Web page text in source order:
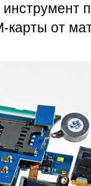
карты от